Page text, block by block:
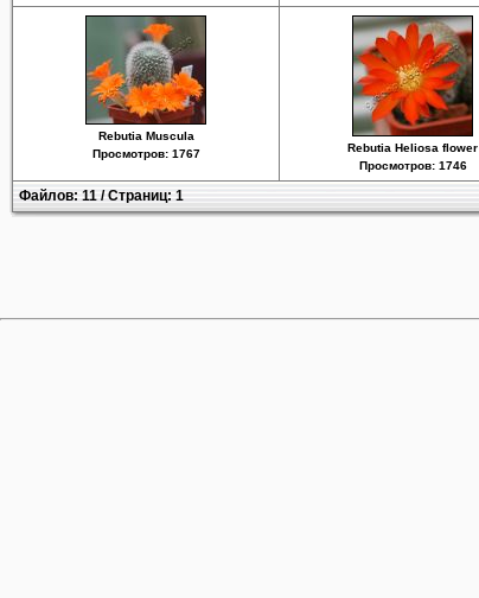
Rebutia Muscula
Просмотров: 1767
Rebutia Heliosa flower
Просмотров: 1746
Файлов: 11 / Страниц: 1